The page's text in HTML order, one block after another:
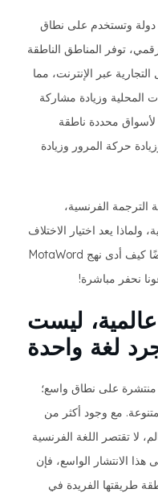
اللغة الفرنسية هي لغة رسمية في 29 دولة وتستخدم على نطاق
توفر المناطق الناطقة
عبر الإنترنت، مما
المحلية وزيادة مشاركة
محددة ناطقة
حركة المرور وزيادة
الفرنسية،
ولماذا يعد اختيار الاختلاف
الصحيح أمرًا حيويًا للنجاح. سنشارك أيضًا كيف أدى نهج MotaWord
نحفر مباشرة!
ليست
لغة واحدة
منتشرة على نطاق واسع؛
مع وجود أكثر من
لا تقتصر اللغة الفرنسية
الانتشار الواسع، فإن
طريقتها الفريدة في